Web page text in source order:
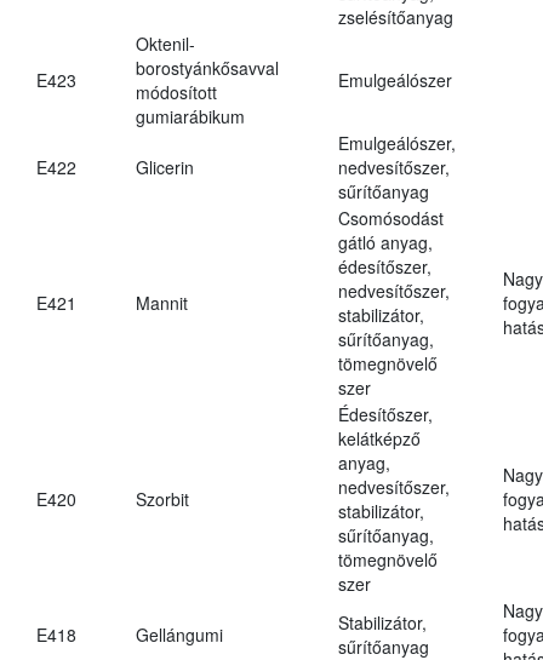
zselésítőanyag
E423
Oktenil-
borostyánkősavval
módosított
gumiarábikum
Emulgeálószer
E422 Glicerin
Emulgeálószer,
nedvesítőszer,
sűrítőanyag
E421 Mannit
Csomósodást
gátló anyag,
édesítőszer,
nedvesítőszer,
stabilizátor,
sűrítőanyag,
tömegnövelő
szer
E420 Szorbit
Édesítőszer,
kelátképző
anyag,
nedvesítőszer,
stabilizátor,
sűrítőanyag,
tömegnövelő
szer
E418 Gellángumi
Stabilizátor,
sűrítőanyag